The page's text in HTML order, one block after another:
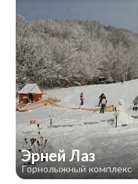
Эрней Лаз
Горнолыжный комплекс